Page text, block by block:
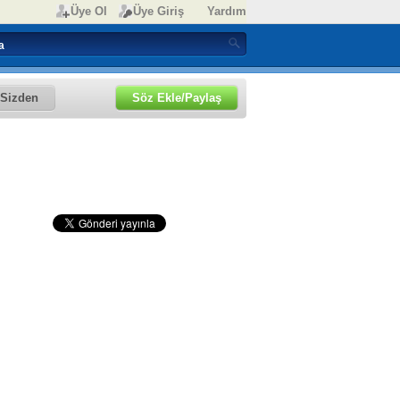
Üye Ol Üye Giriş Yardım
Sizden Söz Ekle/Paylaş